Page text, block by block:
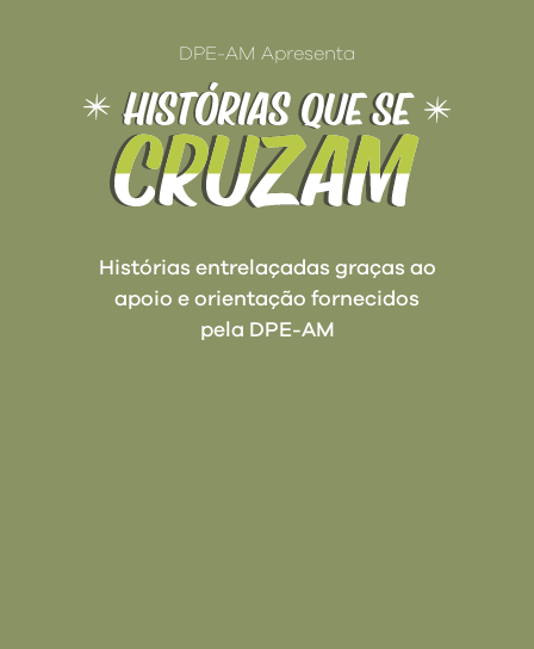
DPE-AM Apresenta
Histórias entrelaçadas graças ao
apoio e orientação fornecidos
pela DPE-AM